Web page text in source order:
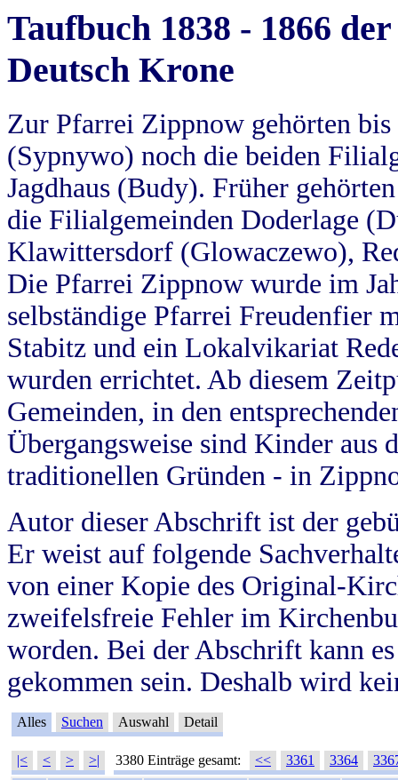
Taufbuch 1838 - 1866
Deutsch Krone
Zur Pfarrei Zippnow gehörten
(Sypnywo) noch die beiden
Jagdhaus (Budy). Früher
die Filialgemeinden Doderlage
Klawittersdorf (Glowaczewo),
Die Pfarrei Zippnow wurde im
selbständige Pfarrei Freudenfier
Stabitz und ein Lokalvikariat
wurden errichtet. Ab diesem
Gemeinden, in den
Übergangsweise sind Kinder aus
traditionellen Gründen - in
Autor dieser Abschrift ist der
Er weist auf folgende
von einer Kopie des Original-
zweifelsfreie Fehler im
worden. Bei der Abschrift kann
gekommen sein. Deshalb wird
Alles Suchen Auswahl Detail
|< < > >| 3380 Einträge gesamt: << 3361 3364